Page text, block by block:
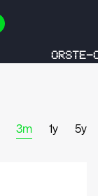
ORSTE-C
3m 1y 5y